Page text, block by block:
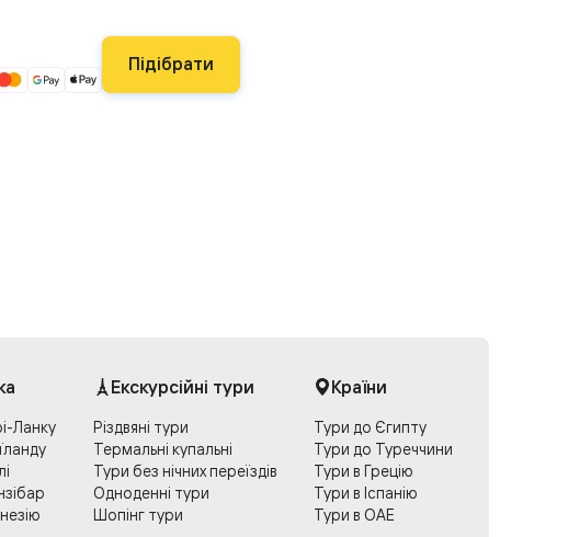
Підібрати
Ланку
Екскурсійні тури
Різдвяні тури
Термальні купальні
Тури без нічних переїздів
Одноденні тури
Шопінг тури
Країни
Тури до Єгипту
Тури до Туреччини
Тури в Грецію
Тури в Іспанію
Тури в ОАЕ